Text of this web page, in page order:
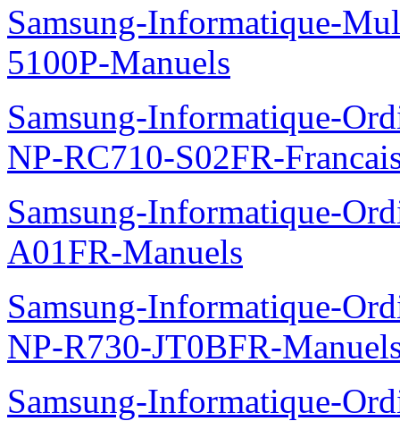
Samsung-Informatique-
5100P-Manuels
Samsung-Informatique-
NP-RC710-S02FR-
Samsung-Informatique-
A01FR-Manuels
Samsung-Informatique-
NP-R730-JT0BFR-
Samsung-Informatique-